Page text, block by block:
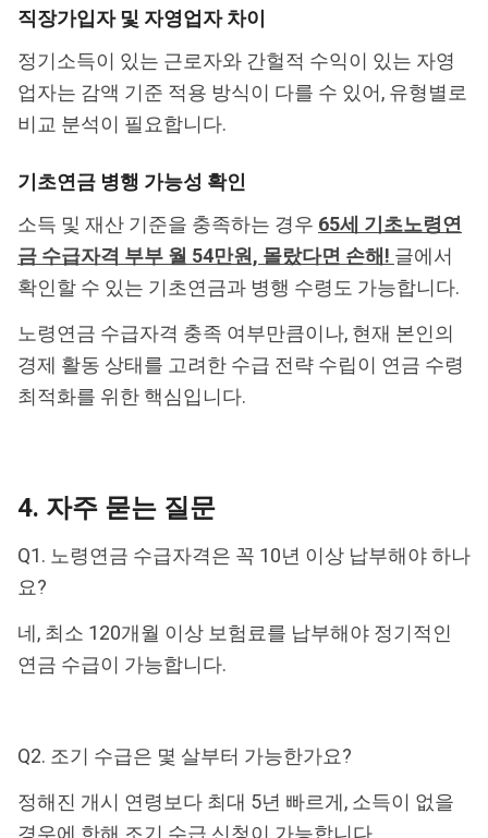
직장가입자 및 자영업자 차이
정기소득이 있는 근로자와 간헐적 수익이 있는 자영
업자는 감액 기준 적용 방식이 다를 수 있어, 유형별로
비교 분석이 필요합니다.
기초연금 병행 가능성 확인
소득 및 재산 기준을 충족하는 경우 65세 기초노령연
금 수급자격 부부 월 54만원, 몰랐다면 손해! 글에서
확인할 수 있는 기초연금과 병행 수령도 가능합니다.
노령연금 수급자격 충족 여부만큼이나, 현재 본인의
경제 활동 상태를 고려한 수급 전략 수립이 연금 수령
최적화를 위한 핵심입니다.
4. 자주 묻는 질문
Q1. 노령연금 수급자격은 꼭 10년 이상 납부해야 하나
요?
네, 최소 120개월 이상 보험료를 납부해야 정기적인
연금 수급이 가능합니다.
Q2. 조기 수급은 몇 살부터 가능한가요?
정해진 개시 연령보다 최대 5년 빠르게, 소득이 없을
경우에 한해 조기 수급 신청이 가능합니다.